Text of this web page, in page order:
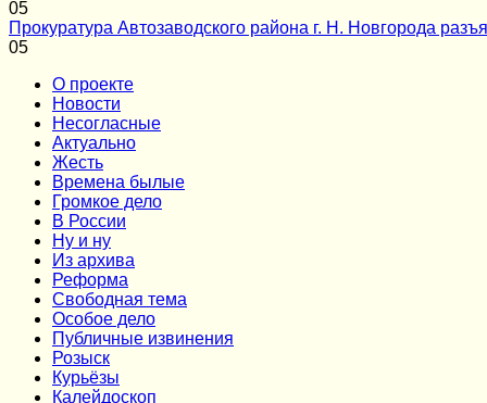
05
Прокуратура Автозаводского района г. Н. Новгорода
05
О проекте
Новости
Несогласные
Актуально
Жесть
Времена былые
Громкое дело
В России
Ну и ну
Из архива
Реформа
Cвободная тема
Особое дело
Публичные извинения
Розыск
Курьёзы
Калейдоскоп